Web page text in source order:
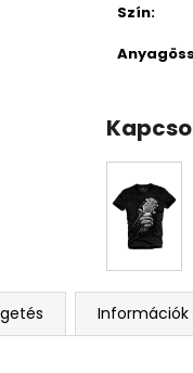
Szín:
Információk